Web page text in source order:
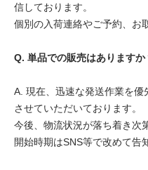
信しております。
個別の入荷連絡やご予約、お
Q. 単品での販売はありますか
A. 現在、迅速な発送作業を優
させていただいております。
今後、物流状況が落ち着き次
開始時期はSNS等で改めて告